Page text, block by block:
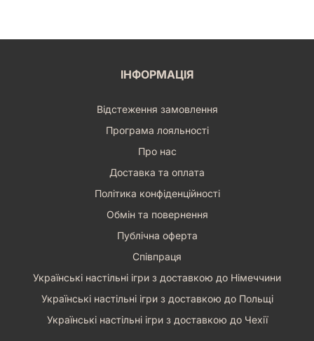
ІНФОРМАЦІЯ
Відстеження замовлення
Програма лояльності
Про нас
Доставка та оплата
Політика конфіденційності
Обмін та повернення
Публічна оферта
Співпраця
Українські настільні ігри з доставкою до Німеччини
Українські настільні ігри з доставкою до Польщі
Українські настільні ігри з доставкою до Чехії